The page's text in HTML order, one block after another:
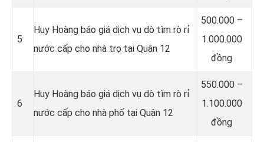
5
Huy Hoàng báo giá dịch vụ dò tìm rò rỉ
nước cấp cho nhà trọ tại Quận 12
500.000 –
1.000.000
đồng
6
Huy Hoàng báo giá dịch vụ dò tìm rò rỉ
nước cấp cho nhà phố tại Quận 12
550.000 –
1.100.000
đồng